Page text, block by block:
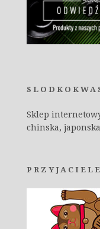
Sklep
chinska,
PRZYJACIELE